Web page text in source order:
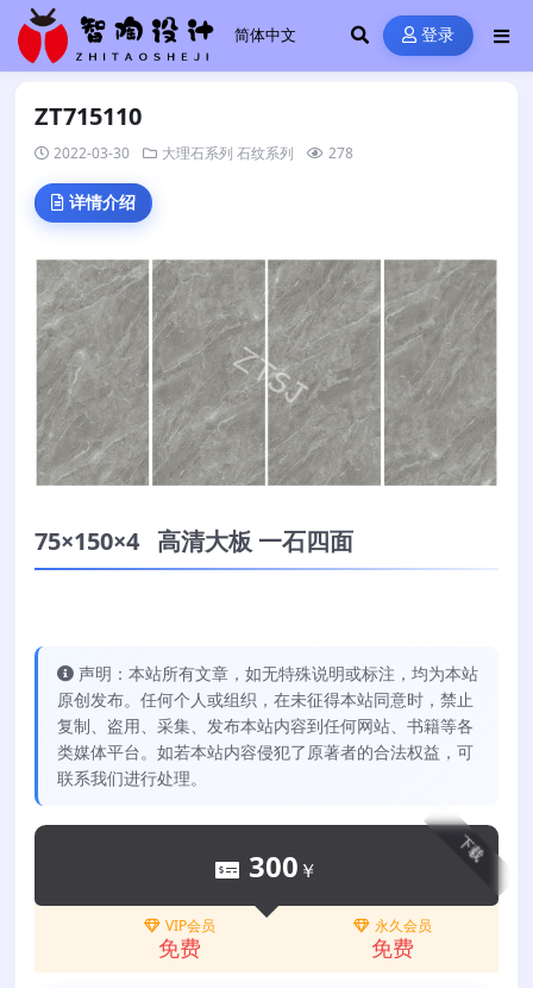
登录
ZT715110
2022-03-30 大理石系列 石纹系列 278
详情介绍
75×150×4 高清大板 一石四面
声明：本站所有文章，如无特殊说明或标注，均为本站
原创发布。任何个人或组织，在未征得本站同意时，禁止
复制、盗用、采集、发布本站内容到任何网站、书籍等各
类媒体平台。如若本站内容侵犯了原著者的合法权益，可
联系我们进行处理。
下载
300 ￥
VIP会员
免费
永久会员
免费